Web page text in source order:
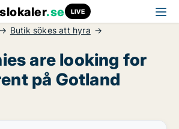
.se LIVE
Butik sökes att hyra
are looking for
på Gotland